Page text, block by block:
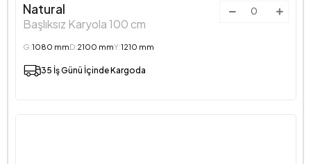
Natural
Başlıksız Karyola 100 cm
G:1080 mmD:2100 mmY:1210 mm
35 İş Günü İçinde Kargoda